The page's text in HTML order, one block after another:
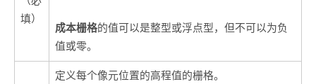
填）
成本栅格的值可以是整型或浮点型，但不可以为负
值或零。
定义每个像元位置的高程值的栅格。